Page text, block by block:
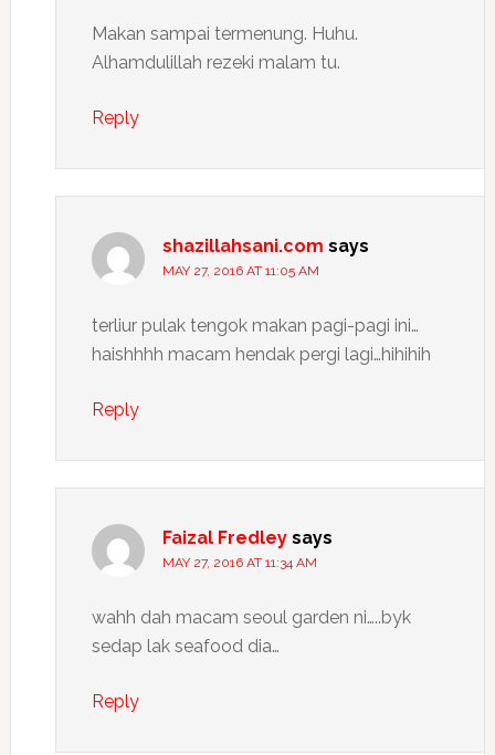
Makan sampai termenung. Huhu.
Alhamdulillah rezeki malam tu.
Reply
shazillahsani.com says
MAY 27, 2016 AT 11:05 AM
terliur pulak tengok makan pagi-pagi ini…
haishhhh macam hendak pergi lagi…hihihih
Reply
Faizal Fredley says
MAY 27, 2016 AT 11:34 AM
wahh dah macam seoul garden ni…..byk
sedap lak seafood dia…
Reply